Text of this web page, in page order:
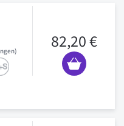
82,20 €